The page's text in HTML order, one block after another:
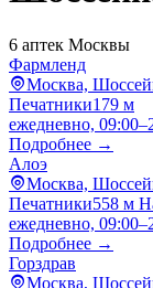
6 аптек Москвы
Фармленд
Москва,
Печатники179 м
ежедневно,
Подробнее →
Алоэ
Москва,
Печатники558 м
ежедневно,
Подробнее →
Горздрав
Москва,